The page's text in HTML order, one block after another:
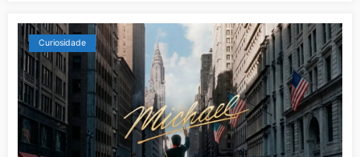
Curiosidade